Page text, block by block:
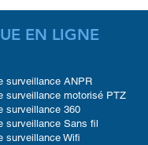
EN LIGNE
surveillance ANPR
surveillance motorisé PTZ
surveillance 360
surveillance Sans fil
surveillance Wifi